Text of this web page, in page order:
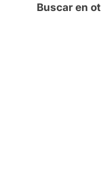
Buscar en